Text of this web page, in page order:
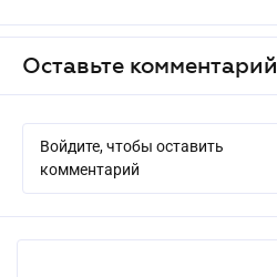
Оставьте комментарий
Войдите, чтобы оставить
комментарий